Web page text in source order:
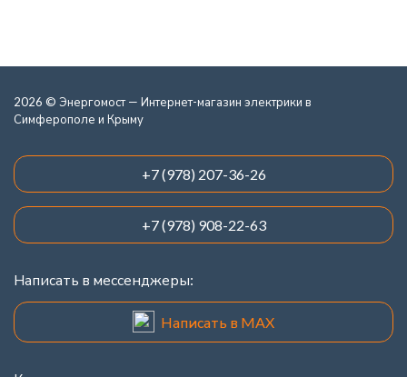
2026 © Энергомост — Интернет-магазин электрики в
Симферополе и Крыму
+7 (978) 207-36-26
+7 (978) 908-22-63
Написать в мессенджеры:
Написать в MAX